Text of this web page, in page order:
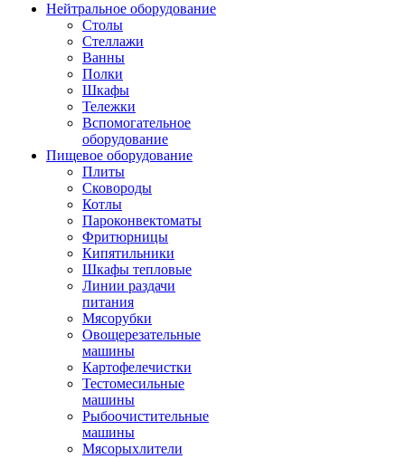
Нейтральное оборудование
Столы
Стеллажи
Ванны
Полки
Шкафы
Тележки
Вспомогательное
оборудование
Пищевое оборудование
Плиты
Сковороды
Котлы
Пароконвектоматы
Фритюрницы
Кипятильники
Шкафы тепловые
Линии раздачи
питания
Мясорубки
Овощерезательные
машины
Картофелечистки
Тестомесильные
машины
Рыбоочистительные
машины
Мясорыхлители